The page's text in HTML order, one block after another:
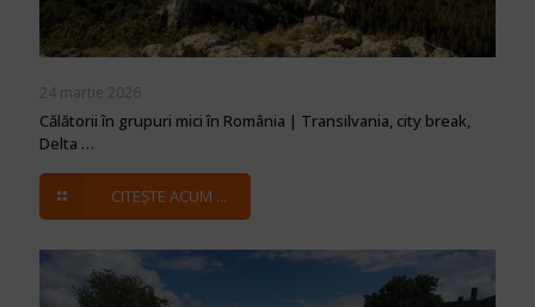
24 martie 2026
Călătorii în grupuri mici în România | Transilvania, city break,
Delta …
CITEȘTE ACUM ...